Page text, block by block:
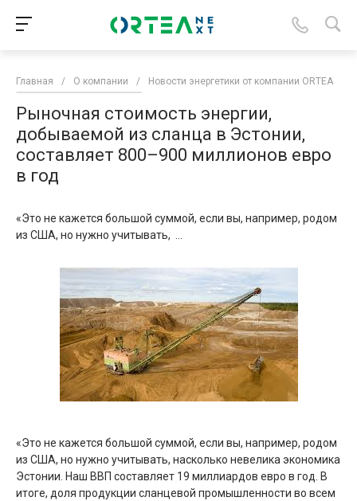
Главная / О компании / Новости энергетики от компании ORTEA
Рыночная стоимость энергии,
добываемой из сланца в Эстонии,
составляет 800–900 миллионов евро
в год
«Это не кажется большой суммой, если вы, например, родом
из США, но нужно учитывать, ...
«Это не кажется большой суммой, если вы, например, родом
из США, но нужно учитывать, насколько невелика экономика
Эстонии. Наш ВВП составляет 19 миллиардов евро в год. В
итоге, доля продукции сланцевой промышленности во всем